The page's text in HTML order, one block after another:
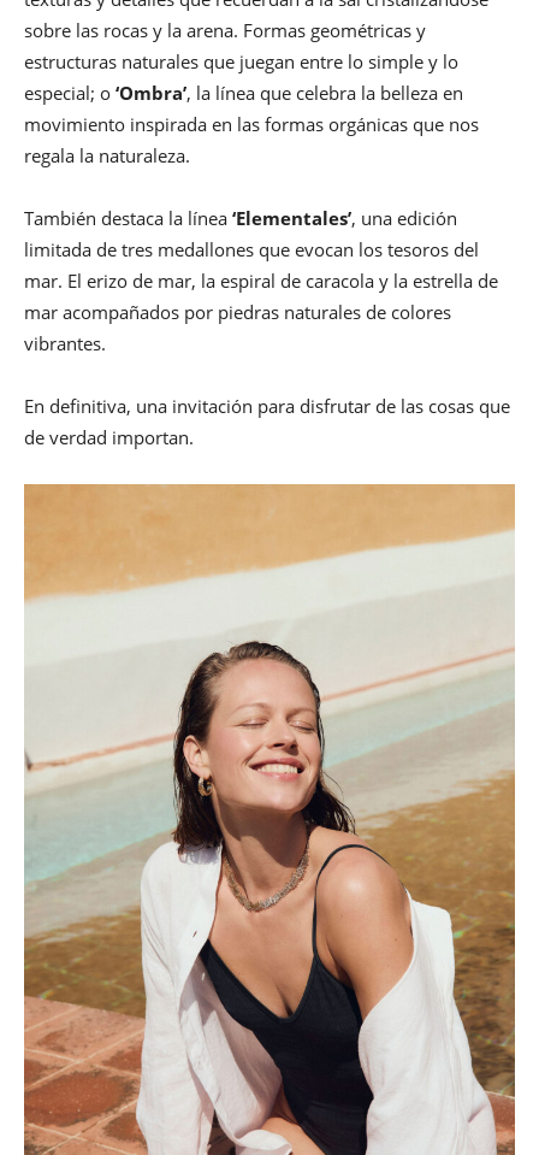
sobre las rocas y la arena. Formas geométricas y
estructuras naturales que juegan entre lo simple y lo
especial; o ‘Ombra’, la línea que celebra la belleza en
movimiento inspirada en las formas orgánicas que nos
regala la naturaleza.
También destaca la línea ‘Elementales’, una edición
limitada de tres medallones que evocan los tesoros del
mar. El erizo de mar, la espiral de caracola y la estrella de
mar acompañados por piedras naturales de colores
vibrantes.
En definitiva, una invitación para disfrutar de las cosas que
de verdad importan.